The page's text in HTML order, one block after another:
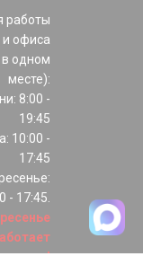
работы
и офиса
в одном
месте):
8:00 -
19:45
10:00 -
17:45
- 17:45.